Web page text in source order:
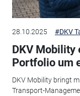
28.10.2025 #DKV
DKV
Portfolio um
DKV Mobility bringt
Transport-